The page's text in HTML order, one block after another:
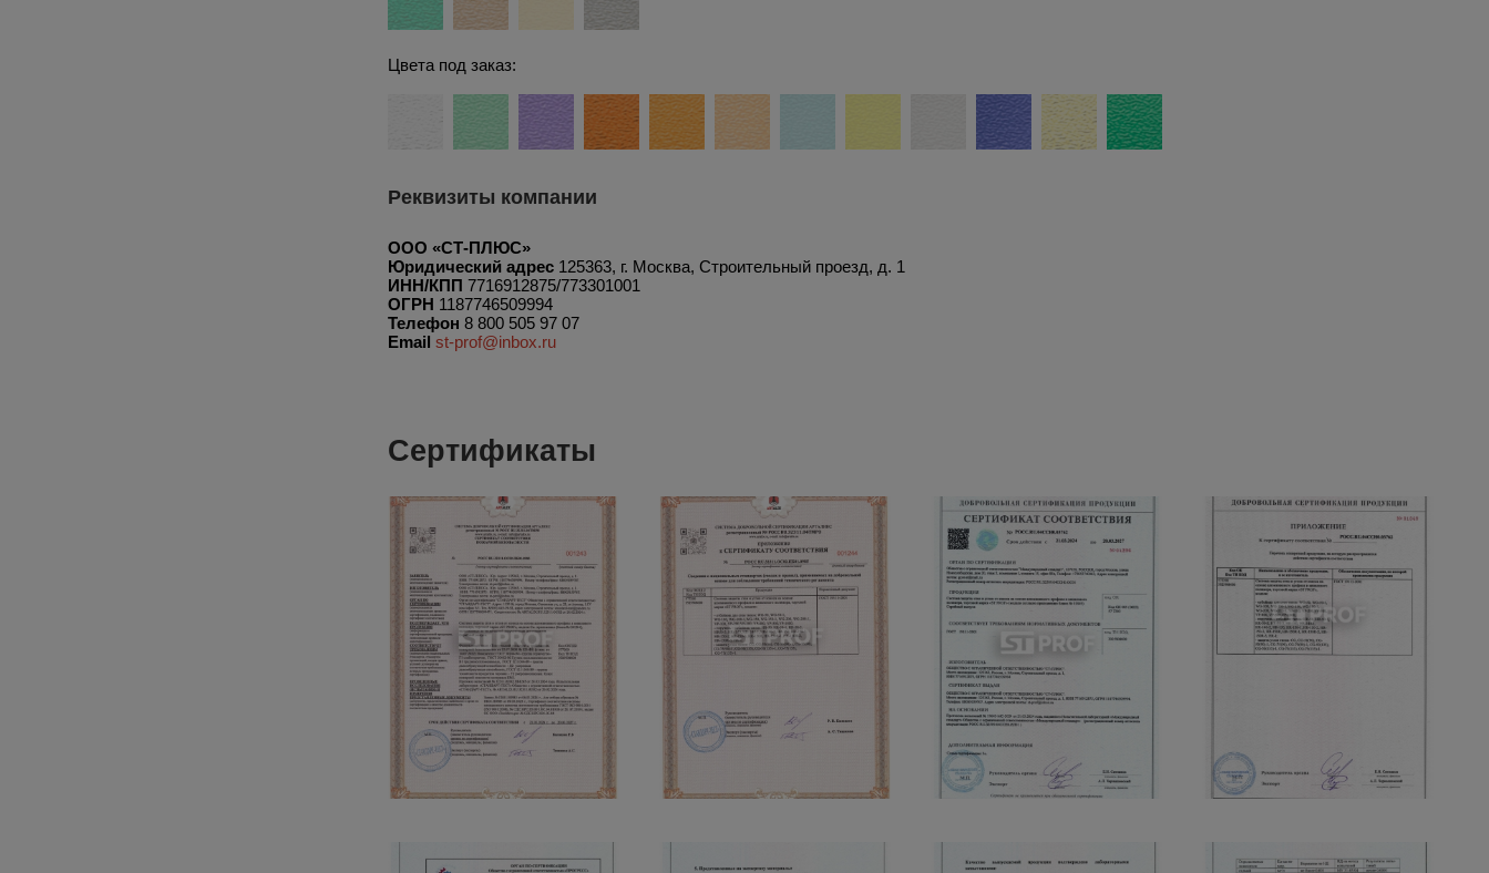
Цвета под заказ:
Реквизиты компании
ООО «СТ-ПЛЮС»
Юридический адрес 125363, г. Москва, Строительный проезд, д. 1
ИНН/КПП 7716912875/773301001
ОГРН 1187746509994
Телефон 8 800 505 97 07
Email st-prof@inbox.ru
Сертификаты